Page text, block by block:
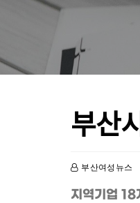
부산
부산여성뉴스
지역기업 18